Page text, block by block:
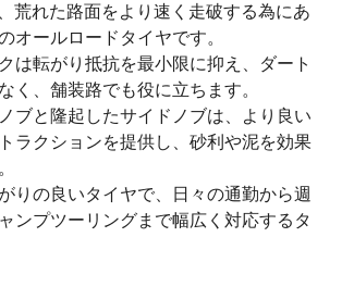
荒れた路面をより速く走破する為にあ
オールロードタイヤです。
は転がり抵抗を最小限に抑え、ダート
く、舗装路でも役に立ちます。
ブと隆起したサイドノブは、より良い
ラクションを提供し、砂利や泥を効果
りの良いタイヤで、日々の通勤から週
ンプツーリングまで幅広く対応するタ